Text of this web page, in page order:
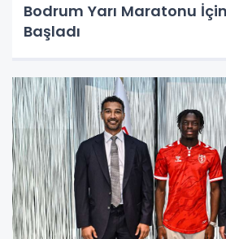
Bodrum Yarı Maratonu
Başladı